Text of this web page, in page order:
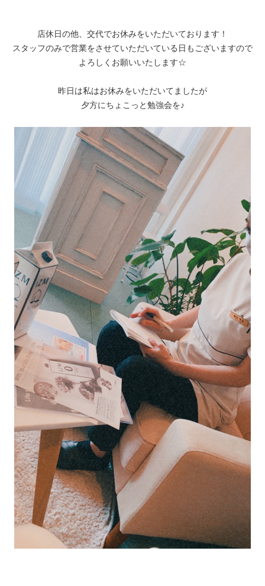
店休日の他、交代でお休みをいただいております！
スタッフのみで営業をさせていただいている日もございますので
よろしくお願いいたします☆
昨日は私はお休みをいただいてましたが
夕方にちょこっと勉強会を♪